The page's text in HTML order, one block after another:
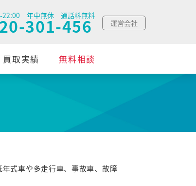
22:00 年中無休 通話料無料
301-456 運営会社
買取実績 無料相談
式車や多走行車、事故車、故障